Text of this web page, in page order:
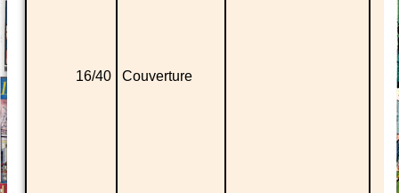
16/40 Couverture